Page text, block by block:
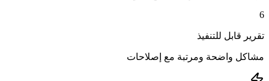
6
تقرير قابل للتنفيذ
مشاكل واضحة ومرتبة مع إصلاحات